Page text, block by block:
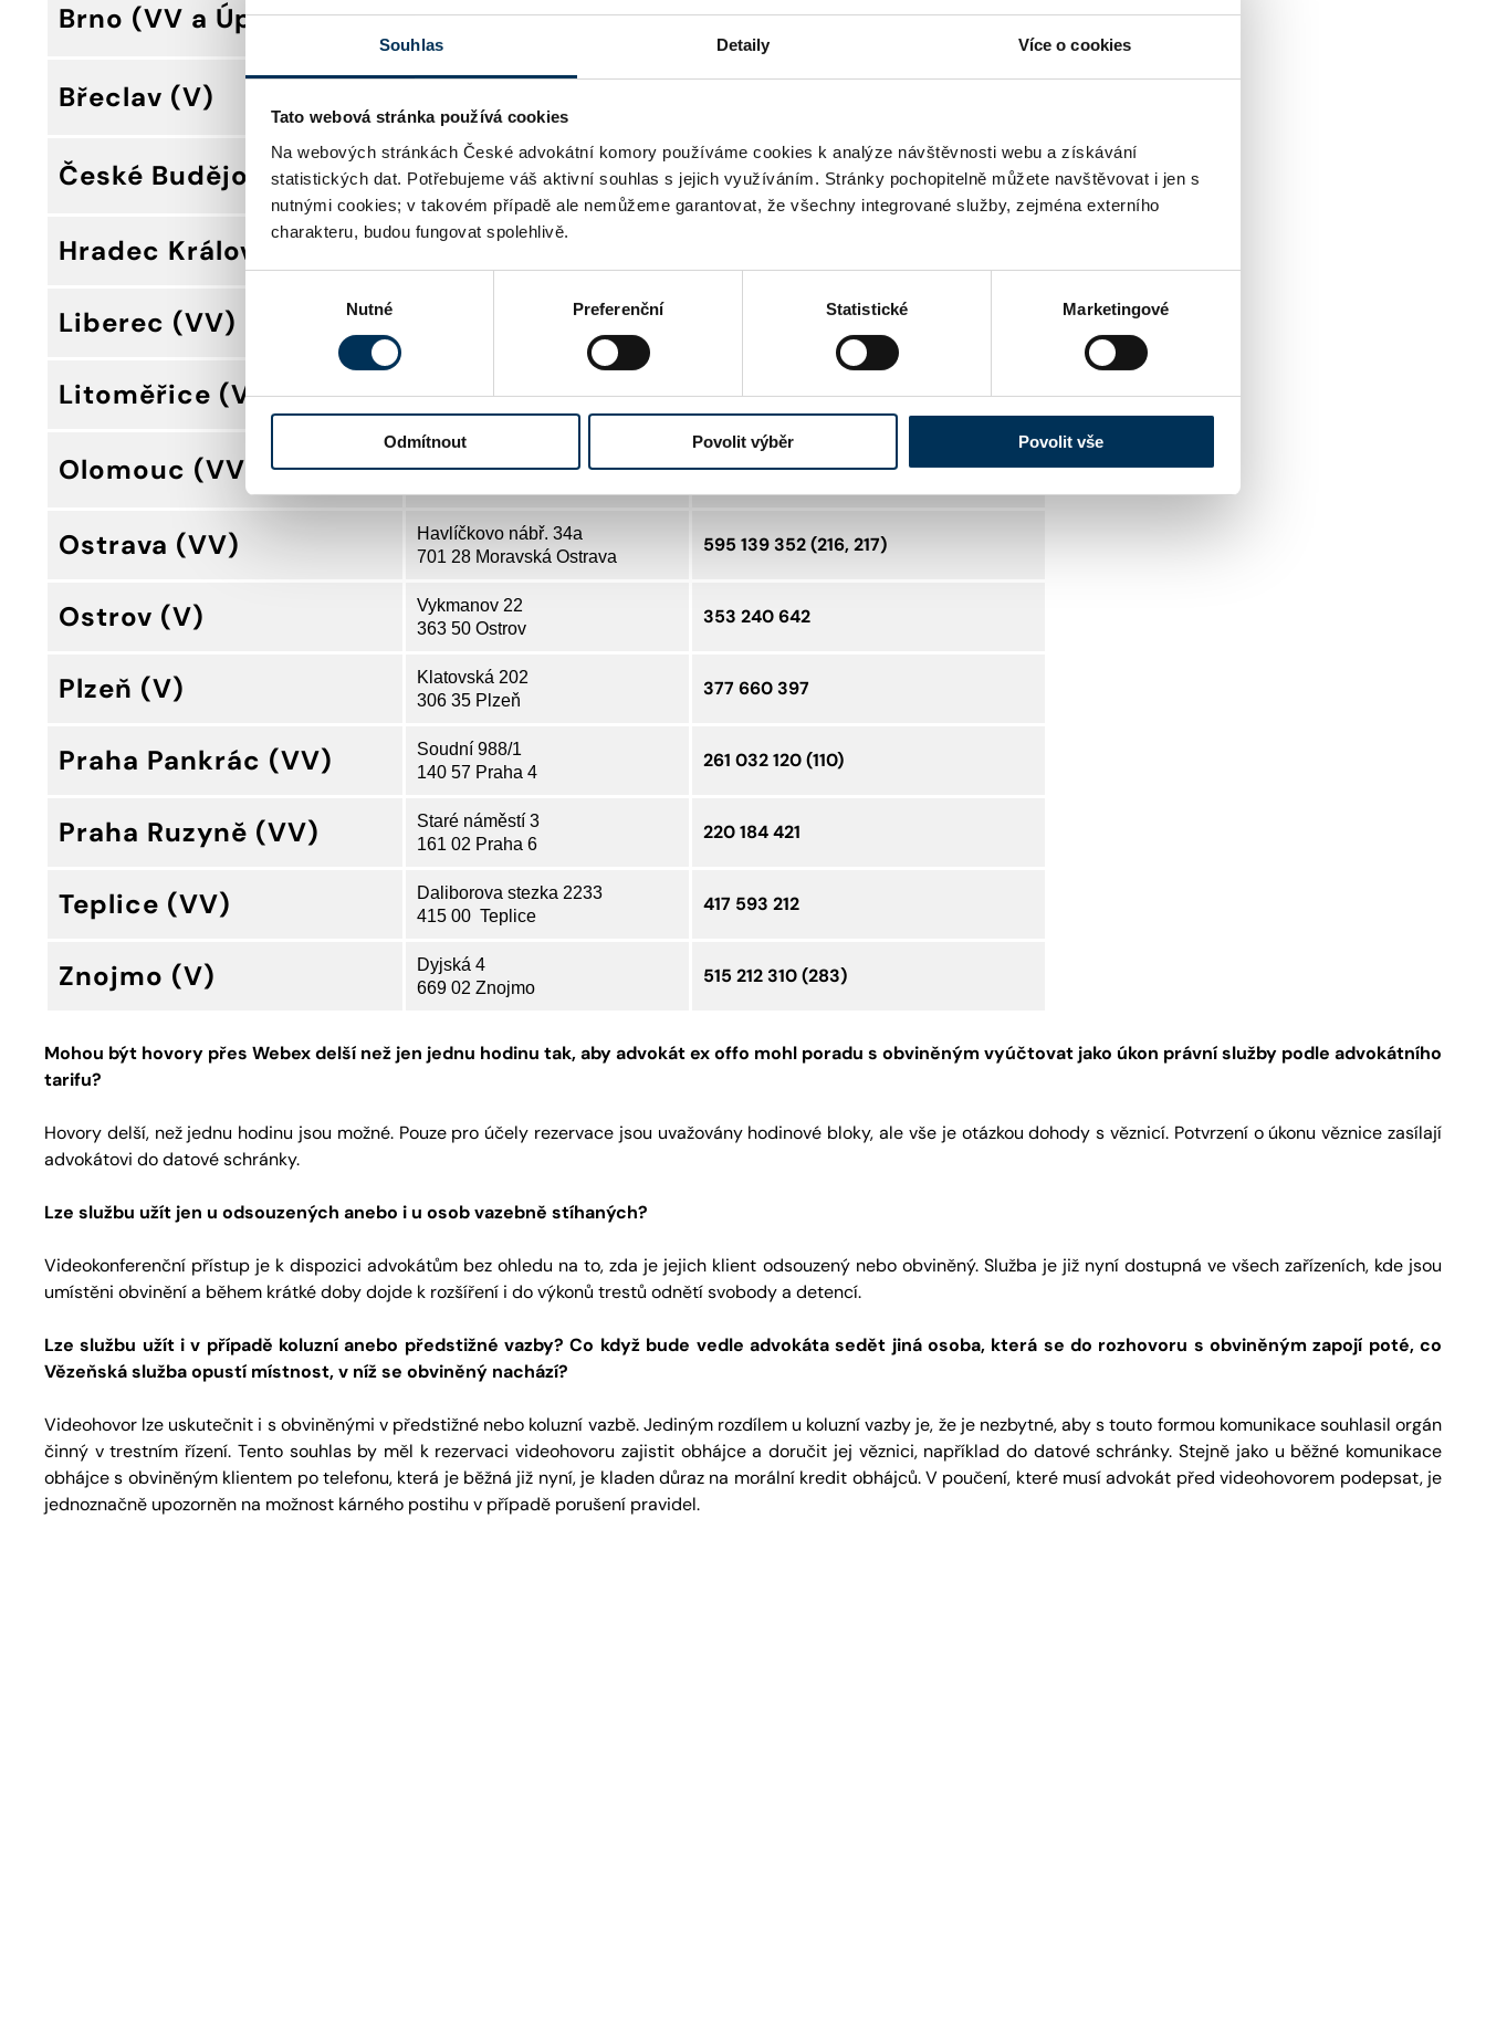
Souhlas Detaily Více o cookies
Tato webová stránka používá cookies
Na webových stránkách České advokátní komory používáme cookies k analýze návštěvnosti webu a získávání
statistických dat. Potřebujeme váš aktivní souhlas s jejich využíváním. Stránky pochopitelně můžete navštěvovat i jen s
nutnými cookies; v takovém případě ale nemůžeme garantovat, že všechny integrované služby, zejména externího
charakteru, budou fungovat spolehlivě.
Nutné Preferenční Statistické Marketingové
Odmítnout Povolit výběr Povolit vše
Brno (VV a ÚpVZD)
543 515 210 (212)
Břeclav (V)
Za Bankou 3087
690 02 Břeclav
České Budějovice (VV)
Goethova 1
371 56 České Budějovice
386 706 252
Hradec Králové (VV)
Hradební 860
Liberec (VV) 482 426 211 (216)
Litoměřice (VV) 416 720 167 (218)
Olomouc (VV) 585 525 218
Ostrava (VV)
Havlíčkovo nábř. 34a
701 28 Moravská Ostrava
595 139 352 (216, 217)
Ostrov (V)
Vykmanov 22
363 50 Ostrov
353 240 642
Plzeň (V)
Klatovská 202
306 35 Plzeň
377 660 397
Praha Pankrác (VV)
Soudní 988/1
140 57 Praha 4
261 032 120 (110)
Praha Ruzyně (VV)
Staré náměstí 3
161 02 Praha 6
220 184 421
Teplice (VV)
Daliborova stezka 2233
415 00 Teplice
417 593 212
Znojmo (V)
Dyjská 4
669 02 Znojmo
515 212 310 (283)
Mohou být hovory přes Webex delší než jen jednu hodinu tak, aby advokát ex offo mohl poradu s obviněným vyúčtovat jako úkon právní služby podle advokátního
tarifu?
Hovory delší, než jednu hodinu jsou možné. Pouze pro účely rezervace jsou uvažovány hodinové bloky, ale vše je otázkou dohody s věznicí. Potvrzení o úkonu věznice zasílají
advokátovi do datové schránky.
Lze službu užít jen u odsouzených anebo i u osob vazebně stíhaných?
Videokonferenční přístup je k dispozici advokátům bez ohledu na to, zda je jejich klient odsouzený nebo obviněný. Služba je již nyní dostupná ve všech zařízeních, kde jsou
umístěni obvinění a během krátké doby dojde k rozšíření i do výkonů trestů odnětí svobody a detencí.
Lze službu užít i v případě koluzní anebo předstižné vazby? Co když bude vedle advokáta sedět jiná osoba, která se do rozhovoru s obviněným zapojí poté, co
Vězeňská služba opustí místnost, v níž se obviněný nachází?
Videohovor lze uskutečnit i s obviněnými v předstižné nebo koluzní vazbě. Jediným rozdílem u koluzní vazby je, že je nezbytné, aby s touto formou komunikace souhlasil orgán
činný v trestním řízení. Tento souhlas by měl k rezervaci videohovoru zajistit obhájce a doručit jej věznici, například do datové schránky. Stejně jako u běžné komunikace
obhájce s obviněným klientem po telefonu, která je běžná již nyní, je kladen důraz na morální kredit obhájců. V poučení, které musí advokát před videohovorem podepsat, je
jednoznačně upozorněn na možnost kárného postihu v případě porušení pravidel.